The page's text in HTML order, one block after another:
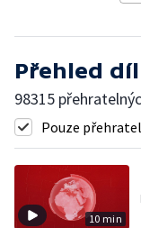
Přehled
98315
Pouze
10 min